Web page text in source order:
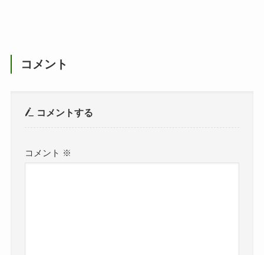
コメント
コメントする
コメント ※